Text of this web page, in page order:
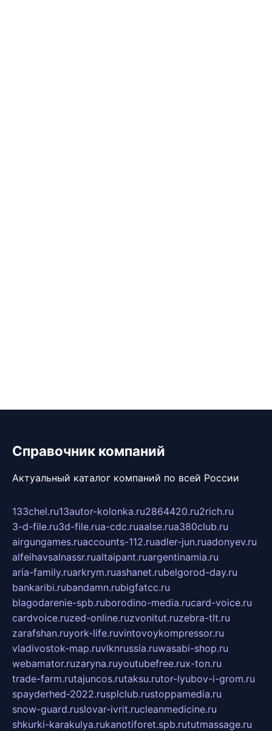
Справочник компаний
Актуальный каталог компаний по всей России
133chel.ru13autor-kolonka.ru2864420.ru2rich.ru
3-d-file.ru3d-file.rua-cdc.ruaalse.rua380club.ru
airgungames.ruaccounts-112.ruadler-jun.ruadonyev.ru
alfeihavsalnassr.rualtaipant.ruargentinamia.ru
aria-family.ruarkrym.ruashanet.rubelgorod-day.ru
bankaribi.rubandamn.rubigfatcc.ru
blagodarenie-spb.ruborodino-media.rucard-voice.ru
cardvoice.ruzed-online.ruzvonitut.ruzebra-tlt.ru
zarafshan.ruyork-life.ruvintovoykompressor.ru
vladivostok-map.ruvlknrussia.ruwasabi-shop.ru
webamator.ruzaryna.ruyoutubefree.rux-ton.ru
trade-farm.rutajuncos.rutaksu.rutor-lyubov-i-grom.ru
spayderhed-2022.rusplclub.rustoppamedia.ru
snow-guard.ruslovar-ivrit.rucleanmedicine.ru
shkurki-karakulya.rukanotiforet.spb.rututmassage.ru